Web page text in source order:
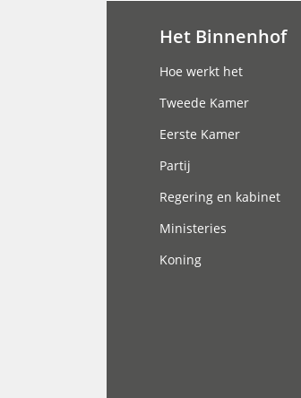
Het Binnenhof
Hoe werkt het
Tweede Kamer
Eerste Kamer
Partij
Regering en kabinet
Ministeries
Koning